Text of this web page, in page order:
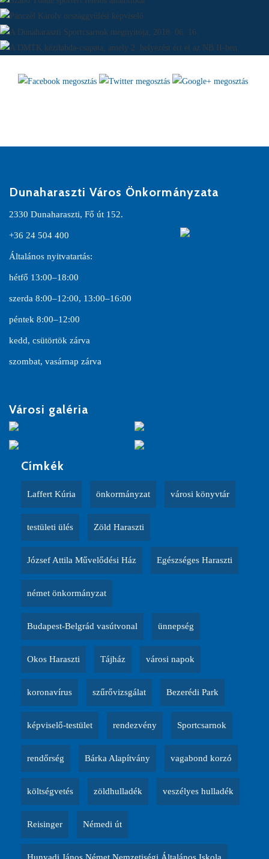
Dunaharaszti Város Önkormányzata
2330 Dunaharaszti, Fő út 152.
+36 24 504 400
Általános nyitvatartás:
hétfő 13:00–18:00
szerda 8:00–12:00, 13:00–16:00
péntek 8:00–12:00
kedd, csütörtök zárva
szombat, vasárnap zárva
Városi galéria
Címkék
Laffert Kúria önkormányzat városi könyvtár
testületi ülés Zöld Haraszti
József Attila Művelődési Ház Egészséges Haraszti
német önkormányzat
Budapest-Belgrád vasútvonal ünnepség
Okos Haraszti Tájház városi napok
koronavírus szűrővizsgálat Bezerédi Park
képviselő-testület rendezvény Sportcsarnok
rendőrség Bárka Alapítvány vagabond korzó
költségvetés zöldhulladék veszélyes hulladék
Reisinger Némedi út